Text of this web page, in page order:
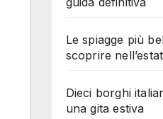
Le spiagge più
scoprire
Dieci borghi
una gita estiva